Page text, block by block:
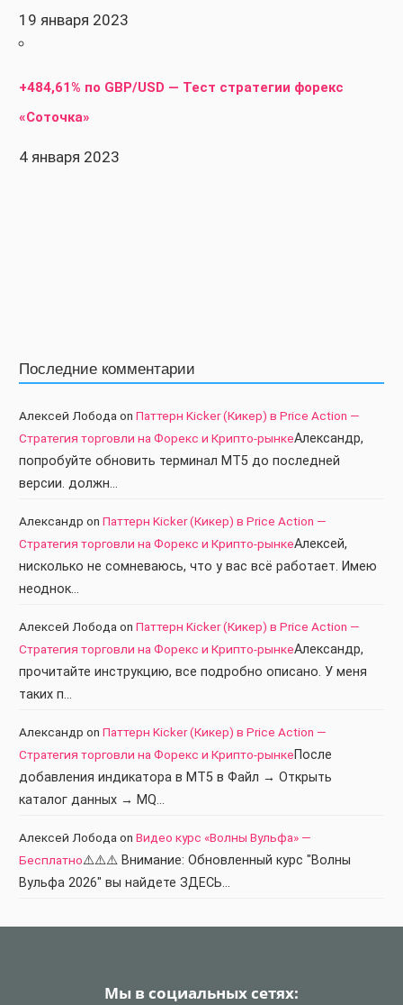
19 января 2023
+484,61% по GBP/USD — Тест стратегии форекс
«Соточка»
4 января 2023
Последние комментарии
Алексей Лобода on Паттерн Kicker (Кикер) в Price Action —
Стратегия торговли на Форекс и Крипто-рынкеАлександр,
попробуйте обновить терминал МТ5 до последней
версии. должн…
Александр on Паттерн Kicker (Кикер) в Price Action —
Стратегия торговли на Форекс и Крипто-рынкеАлексей,
нисколько не сомневаюсь, что у вас всё работает. Имею
неоднок…
Алексей Лобода on Паттерн Kicker (Кикер) в Price Action —
Стратегия торговли на Форекс и Крипто-рынкеАлександр,
прочитайте инструкцию, все подробно описано. У меня
таких п…
Александр on Паттерн Kicker (Кикер) в Price Action —
Стратегия торговли на Форекс и Крипто-рынкеПосле
добавления индикатора в МТ5 в Файл → Открыть
каталог данных → MQ…
Алексей Лобода on Видео курс «Волны Вульфа» —
Бесплатно⚠️⚠️⚠️ Внимание: Обновленный курс "Волны
Вульфа 2026" вы найдете ЗДЕСЬ…
Мы в социальных сетях: